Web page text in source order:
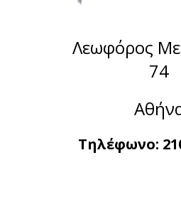
Λεωφόρος
74
Τηλέφωνο: